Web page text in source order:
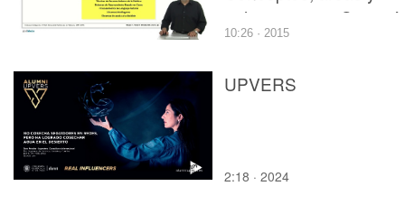
aplicaciones. ¿Se está
utilizando la tecnología
en la industria
10:26 · 2015
UPVERS
2:18 · 2024